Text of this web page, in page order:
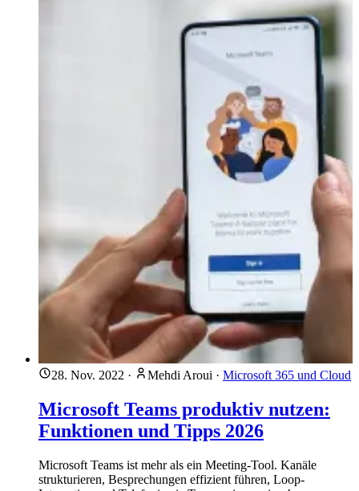
28. Nov. 2022 · Mehdi Aroui · Microsoft 365 und Cloud
Microsoft Teams produktiv nutzen:
Funktionen und Tipps 2026
Microsoft Teams ist mehr als ein Meeting-Tool. Kanäle
strukturieren, Besprechungen effizient führen, Loop-